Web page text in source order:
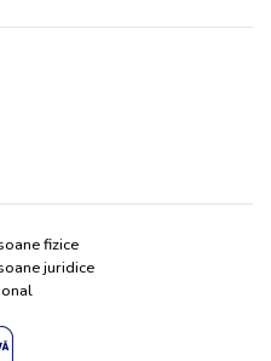
fizice
juridice